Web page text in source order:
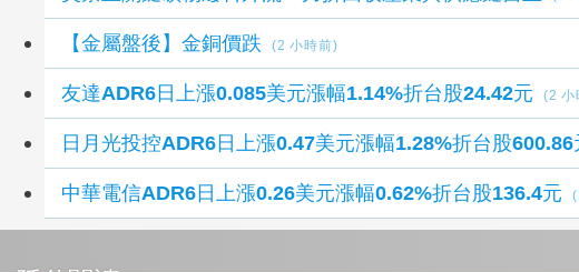
【金屬盤後】金銅價跌 (2 小時前)
友達ADR6日上漲0.085美元漲幅1.14%折台股24.42元 (2 小
日月光投控ADR6日上漲0.47美元漲幅1.28%折台股600.86
中華電信ADR6日上漲0.26美元漲幅0.62%折台股136.4元